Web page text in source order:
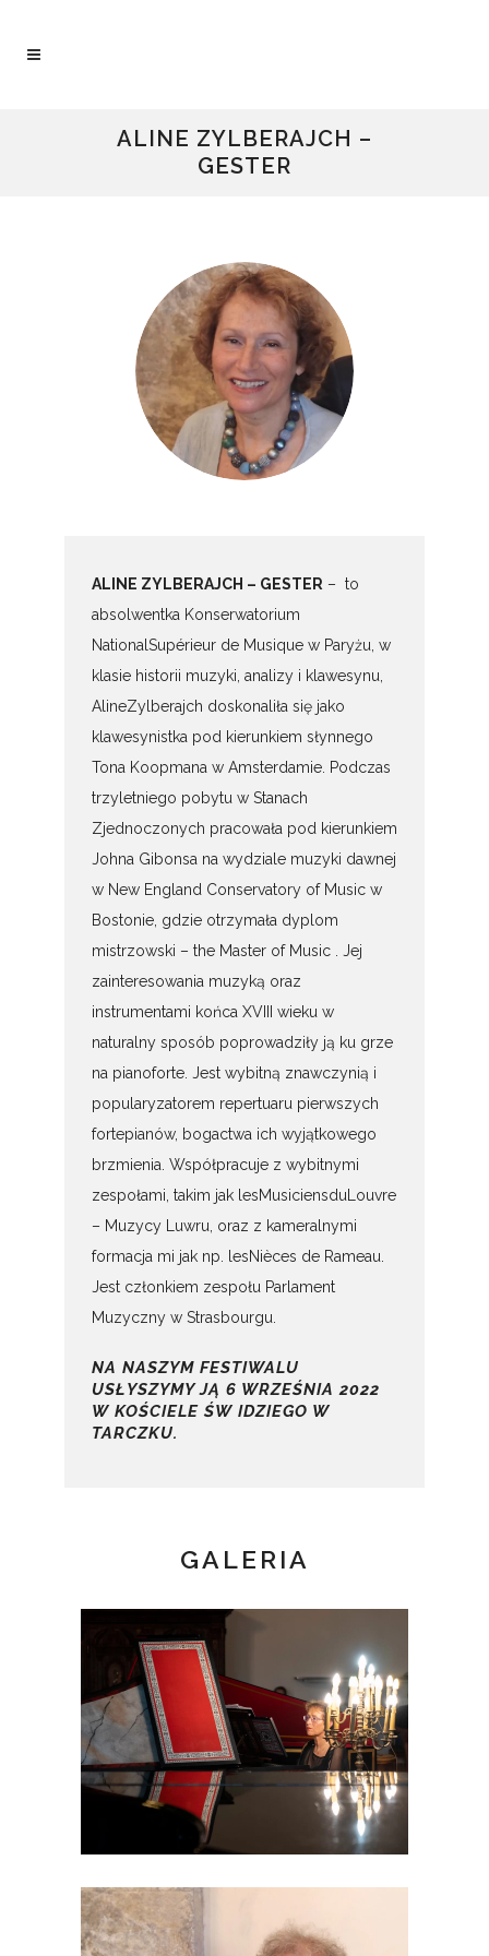
ALINE ZYLBERAJCH –
GESTER
ALINE ZYLBERAJCH – GESTER – to
absolwentka Konserwatorium
NationalSupérieur de Musique w Paryżu, w
klasie historii muzyki, analizy i klawesynu,
AlineZylberajch doskonaliła się jako
klawesynistka pod kierunkiem słynnego
Tona Koopmana w Amsterdamie. Podczas
trzyletniego pobytu w Stanach
Zjednoczonych pracowała pod kierunkiem
Johna Gibonsa na wydziale muzyki dawnej
w New England Conservatory of Music w
Bostonie, gdzie otrzymała dyplom
mistrzowski – the Master of Music . Jej
zainteresowania muzyką oraz
instrumentami końca XVIII wieku w
naturalny sposób poprowadziły ją ku grze
na pianoforte. Jest wybitną znawczynią i
popularyzatorem repertuaru pierwszych
fortepianów, bogactwa ich wyjątkowego
brzmienia. Współpracuje z wybitnymi
zespołami, takim jak lesMusiciensduLouvre
– Muzycy Luwru, oraz z kameralnymi
formacja mi jak np. lesNièces de Rameau.
Jest członkiem zespołu Parlament
Muzyczny w Strasbourgu.
NA NASZYM FESTIWALU
USŁYSZYMY JĄ 6 WRZEŚNIA 2022
W KOŚCIELE ŚW IDZIEGO W
TARCZKU.
GALERIA